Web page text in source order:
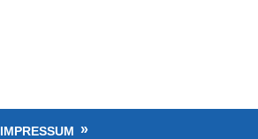
IMPRESSUM